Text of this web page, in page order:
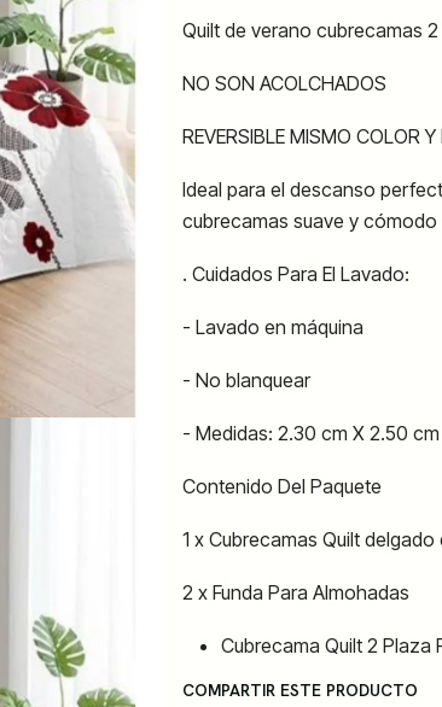
Quilt de verano cubrecamas
NO SON ACOLCHADOS
REVERSIBLE MISMO COLOR
Ideal para el descanso
cubrecamas suave y
. Cuidados Para El Lavado:
- Lavado en máquina
- No blanquear
- Medidas: 2.30 cm X 2.50 cm
Contenido Del Paquete
1 x Cubrecamas Quilt
2 x Funda Para Almohadas
Cubrecama Quilt 2 Plaza
COMPARTIR ESTE PRODUCTO